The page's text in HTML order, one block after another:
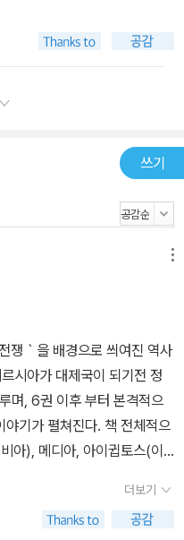
존재에 의해 주어진 운명을
한다. 20세기는 초기 그리
그가 처했던 시대적 사조와
역사뿐 아니라 일찌이 트로이
일한 길라잡이 호메로스처럼
집트 역사의 대부분을 알려주
다. 또한 <역사>의 폭넓은 역
야에 대한 세심하고 다양한
의 출전이 되고 있다.
쓰기
쟁｀을 배경으로 씌여진 역사
며, 6권 이후 부터 본격적으
기가 펼쳐진다. 책 전체적으
아), 메디아, 아이귑토스(이
국인가를 보여준 후에, 헬라스
쳤다는 내용으로 이루어진
더보기